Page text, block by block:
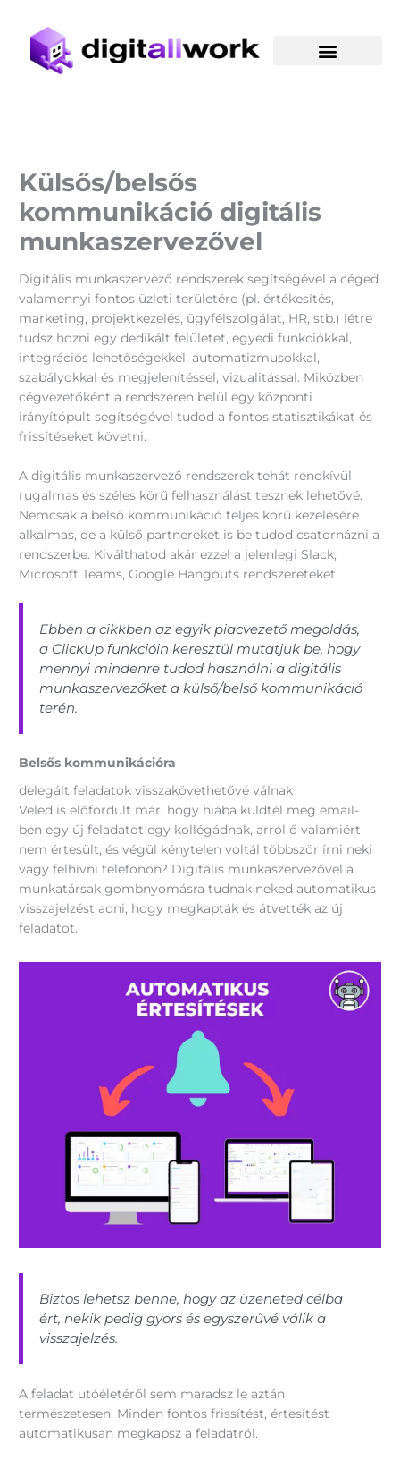
content
Külsős/belsős
kommunikáció digitális
munkaszervezővel
Digitális munkaszervező rendszerek segítségével a céged
valamennyi fontos üzleti területére (pl. értékesítés,
marketing, projektkezelés, ügyfélszolgálat, HR, stb.) létre
tudsz hozni egy dedikált felületet, egyedi funkciókkal,
integrációs lehetőségekkel, automatizmusokkal,
szabályokkal és megjelenítéssel, vizualitással. Miközben
cégvezetőként a rendszeren belül egy központi
irányítópult segítségével tudod a fontos statisztikákat és
frissítéseket követni.
A digitális munkaszervező rendszerek tehát rendkívül
rugalmas és széles körű felhasználást tesznek lehetővé.
Nemcsak a belső kommunikáció teljes körű kezelésére
alkalmas, de a külső partnereket is be tudod csatornázni a
rendszerbe. Kiválthatod akár ezzel a jelenlegi Slack,
Microsoft Teams, Google Hangouts rendszereteket.
Ebben a cikkben az egyik piacvezető megoldás,
a ClickUp funkcióin keresztül mutatjuk be, hogy
mennyi mindenre tudod használni a digitális
munkaszervezőket a külső/belső kommunikáció
terén.
Belsős kommunikációra
delegált feladatok visszakövethetővé válnak
Veled is előfordult már, hogy hiába küldtél meg email-
ben egy új feladatot egy kollégádnak, arról ő valamiért
nem értesült, és végül kénytelen voltál többször írni neki
vagy felhívni telefonon? Digitális munkaszervezővel a
munkatársak gombnyomásra tudnak neked automatikus
visszajelzést adni, hogy megkapták és átvették az új
feladatot.
Biztos lehetsz benne, hogy az üzeneted célba
ért, nekik pedig gyors és egyszerűvé válik a
visszajelzés.
A feladat utóéletéről sem maradsz le aztán
természetesen. Minden fontos frissítést, értesítést
automatikusan megkapsz a feladatról.